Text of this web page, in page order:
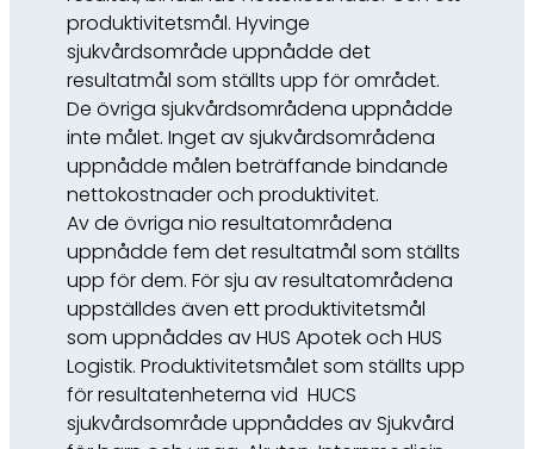
produktivitetsmål. Hyvinge
sjukvårdsområde uppnådde det
resultatmål som ställts upp för området.
De övriga sjukvårdsområdena uppnådde
inte målet. Inget av sjukvårdsområdena
uppnådde målen beträffande bindande
nettokostnader och produktivitet.
Av de övriga nio resultatområdena
uppnådde fem det resultatmål som ställts
upp för dem. För sju av resultatområdena
uppställdes även ett produktivitetsmål
som uppnåddes av HUS Apotek och HUS
Logistik. Produktivitetsmålet som ställts upp
för resultatenheterna vid HUCS
sjukvårdsområde uppnåddes av Sjukvård